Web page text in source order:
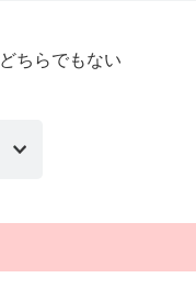
どちらでもない